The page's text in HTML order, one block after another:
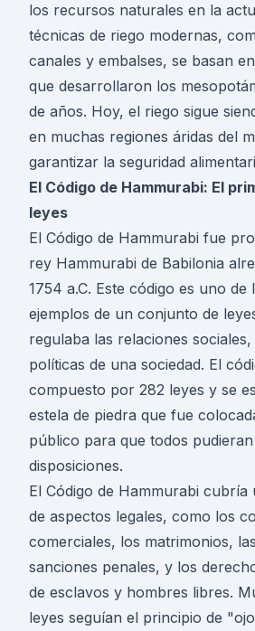
los recursos naturales en la
técnicas de riego modernas,
canales y embalses, se basan
que desarrollaron los
de años. Hoy, el riego sigue
en muchas regiones áridas del
garantizar la seguridad
El Código de Hammurabi: El
leyes
El Código de Hammurabi fue
rey Hammurabi de Babilonia
1754 a.C. Este código es uno de
ejemplos de un conjunto de
regulaba las relaciones
políticas de una sociedad. El
compuesto por 282 leyes y se
estela de piedra que fue
público para que todos
disposiciones.
El Código de Hammurabi cubría
de aspectos legales, como los
comerciales, los matrimonios,
sanciones penales, y los
de esclavos y hombres libres.
leyes seguían el principio de